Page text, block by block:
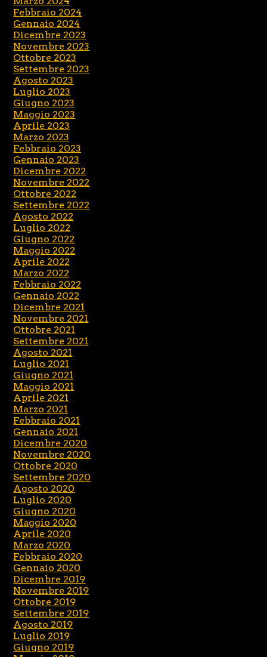
Febbraio 2024
Gennaio 2024
Dicembre 2023
Novembre 2023
Ottobre 2023
Settembre 2023
Agosto 2023
Luglio 2023
Giugno 2023
Maggio 2023
Aprile 2023
Marzo 2023
Febbraio 2023
Gennaio 2023
Dicembre 2022
Novembre 2022
Ottobre 2022
Settembre 2022
Agosto 2022
Luglio 2022
Giugno 2022
Maggio 2022
Aprile 2022
Marzo 2022
Febbraio 2022
Gennaio 2022
Dicembre 2021
Novembre 2021
Ottobre 2021
Settembre 2021
Agosto 2021
Luglio 2021
Giugno 2021
Maggio 2021
Aprile 2021
Marzo 2021
Febbraio 2021
Gennaio 2021
Dicembre 2020
Novembre 2020
Ottobre 2020
Settembre 2020
Agosto 2020
Luglio 2020
Giugno 2020
Maggio 2020
Aprile 2020
Marzo 2020
Febbraio 2020
Gennaio 2020
Dicembre 2019
Novembre 2019
Ottobre 2019
Settembre 2019
Agosto 2019
Luglio 2019
Giugno 2019